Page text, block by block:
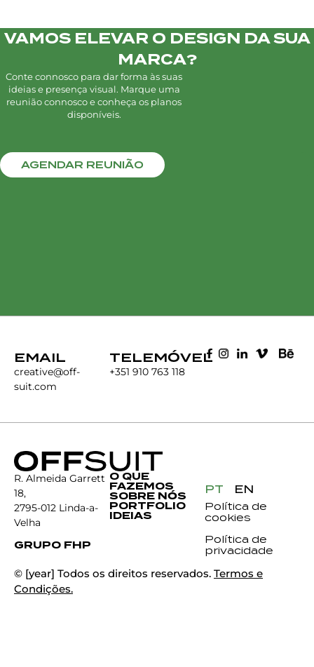
VAMOS ELEVAR O DESIGN DA SUA
MARCA?
Conte connosco para dar forma às suas
ideias e presença visual. Marque uma
reunião connosco e conheça os planos
disponíveis.
AGENDAR REUNIÃO
EMAIL
creative@off-
suit.com
TELEMÓVEL
+351 910 763 118
R. Almeida Garrett
18,
2795-012 Linda-a-
Velha
GRUPO FHP
O QUE
FAZEMOS
SOBRE NÓS
PORTFOLIO
IDEIAS
PT EN
Política de
cookies
Política de
privacidade
© [year] Todos os direitos reservados. Termos e
Condições.